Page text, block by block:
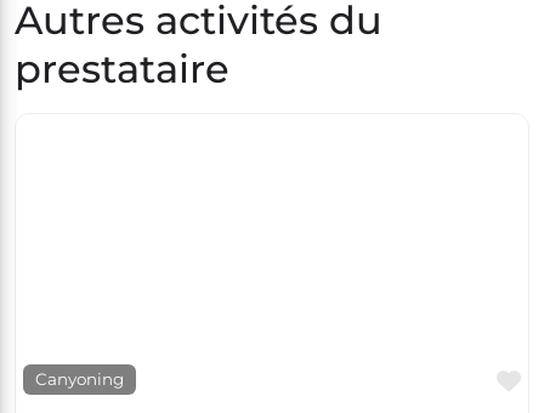
Autres activités du
prestataire
Canyoning